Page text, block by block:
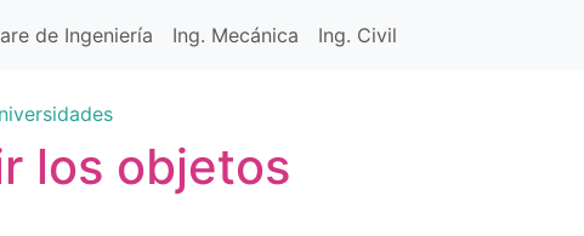
de Ingeniería Ing. Mecánica Ing. Civil
los objetos